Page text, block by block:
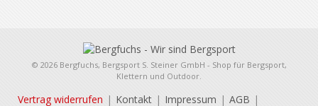
© 2026 Bergfuchs, Bergsport S. Steiner GmbH - Shop für Bergsport,
Klettern und Outdoor.
Vertrag widerrufen Kontakt Impressum
AGB